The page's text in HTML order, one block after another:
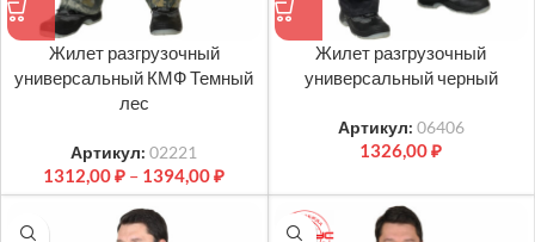
Жилет разгрузочный
универсальный КМФ Темный
лес
Артикул:02221
1312,00₽ – 1394,00₽
Жилет разгрузочный
универсальный черный
Артикул: 06406
1326,00₽